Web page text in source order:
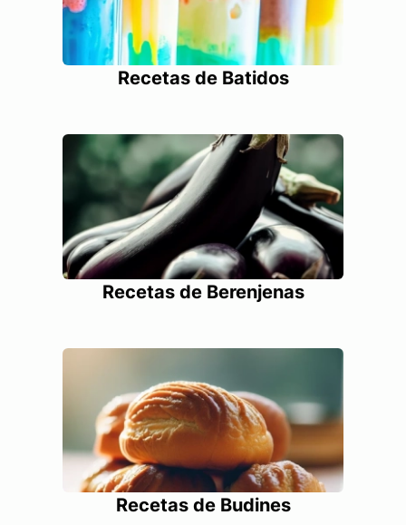
Recetas de Batidos
Recetas de Berenjenas
Recetas de Budines